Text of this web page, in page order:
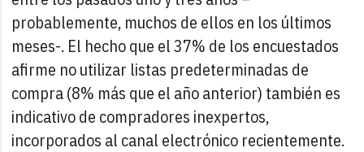
probablemente, muchos de ellos en los últimos
meses-. El hecho que el 37% de los encuestados
afirme no utilizar listas predeterminadas de
compra (8% más que el año anterior) también es
indicativo de compradores inexpertos,
incorporados al canal electrónico recientemente.